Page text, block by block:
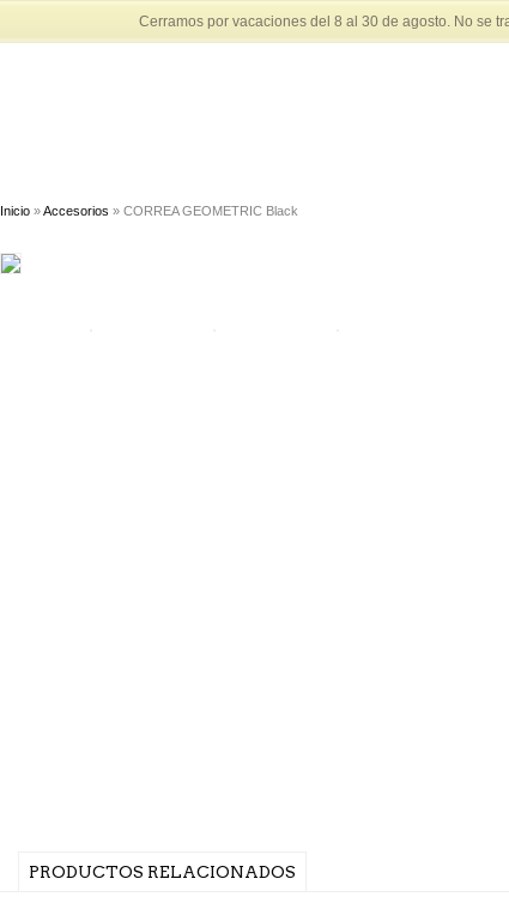
Inicio »Accesorios » CORREA GEOMETRIC Black
PRODUCTOS RELACIONADOS
Cerramos por vacaciones del 8 al 30 de agosto. No se